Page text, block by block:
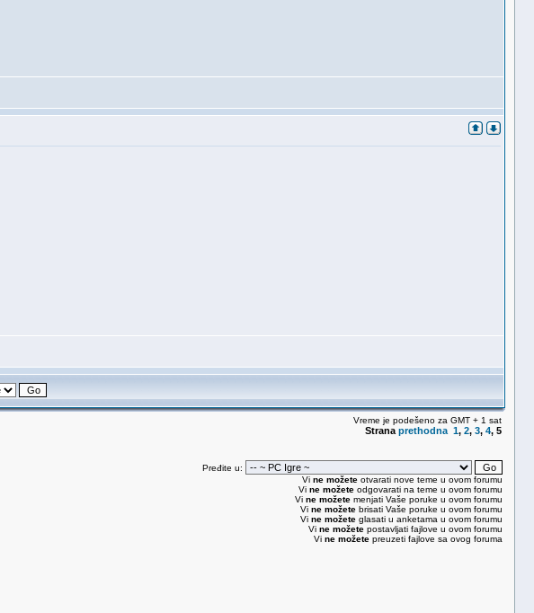
Vreme je podešeno za GMT + 1 sat
Strana prethodna 1, 2, 3, 4, 5
Pređite u:
Vi ne možeteotvarati nove teme u ovom forumu
Vi ne možeteodgovarati na teme u ovom forumu
Vi ne možetemenjati Vaše poruke u ovom forumu
Vi ne možetebrisati Vaše poruke u ovom forumu
Vi ne možeteglasati u anketama u ovom forumu
Vi ne možetepostavljati fajlove u ovom forumu
Vi ne možetepreuzeti fajlove sa ovog foruma